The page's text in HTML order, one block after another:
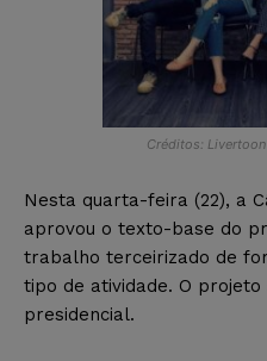
Créditos:
Nesta quarta-feira (22), a
aprovou o texto-base do
trabalho terceirizado de
tipo de atividade. O
presidencial.